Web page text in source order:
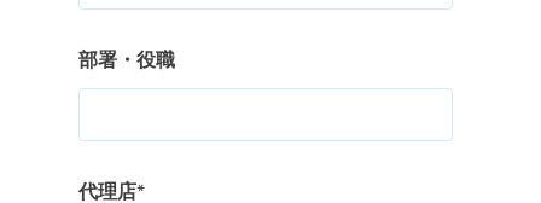
部署・役職
代理店*